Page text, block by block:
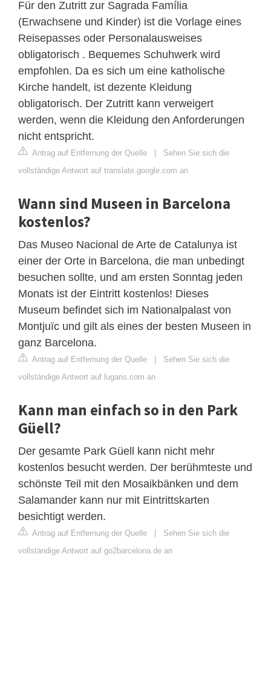
Für den Zutritt zur Sagrada Família
(Erwachsene und Kinder) ist die Vorlage eines
Reisepasses oder Personalausweises
obligatorisch . Bequemes Schuhwerk wird
empfohlen. Da es sich um eine katholische
Kirche handelt, ist dezente Kleidung
obligatorisch. Der Zutritt kann verweigert
werden, wenn die Kleidung den Anforderungen
nicht entspricht.
Antrag auf Entfernung der Quelle | Sehen Sie sich die
vollständige Antwort auf translate.google.com an
Wann sind Museen in Barcelona
kostenlos?
Das Museo Nacional de Arte de Catalunya ist
einer der Orte in Barcelona, die man unbedingt
besuchen sollte, und am ersten Sonntag jeden
Monats ist der Eintritt kostenlos! Dieses
Museum befindet sich im Nationalpalast von
Montjuïc und gilt als eines der besten Museen in
ganz Barcelona.
Antrag auf Entfernung der Quelle | Sehen Sie sich die
vollständige Antwort auf lugaris.com an
Kann man einfach so in den Park
Güell?
Der gesamte Park Güell kann nicht mehr
kostenlos besucht werden. Der berühmteste und
schönste Teil mit den Mosaikbänken und dem
Salamander kann nur mit Eintrittskarten
besichtigt werden.
Antrag auf Entfernung der Quelle | Sehen Sie sich die
vollständige Antwort auf go2barcelona.de an